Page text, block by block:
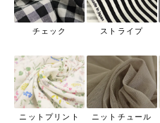
チェック ストライプ
ニットプリント ニットチュール